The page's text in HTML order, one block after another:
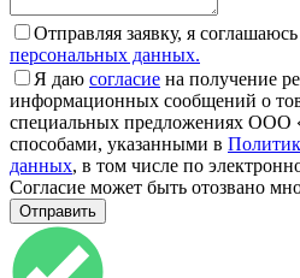
Отправляя заявку, я соглашаюсь
персональных данных.
Я даю согласие на получение
информационных сообщений о
специальных предложениях ООО
способами, указанными в
данных, в том числе по
Согласие может быть отозвано